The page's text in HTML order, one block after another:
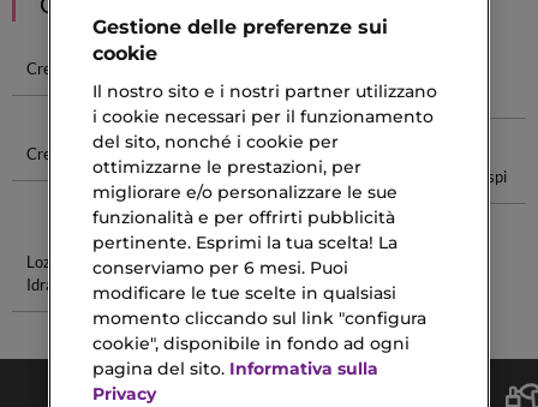
Crema Solare
Cicatrici
Ricci
Calendula
Crema Urea Rituali Uomo
Crema Viso
Biotherm Blue
Therapy
Capelli Crespi
Lozione
Idratante
Maschera
Idratante
Capelli
Gestione delle preferenze sui
cookie
Il nostro sito e i nostri partner utilizzano
i cookie necessari per il funzionamento
del sito, nonché i cookie per
ottimizzarne le prestazioni, per
migliorare e/o personalizzare le sue
funzionalità e per offrirti pubblicità
pertinente. Esprimi la tua scelta! La
conserviamo per 6 mesi. Puoi
modificare le tue scelte in qualsiasi
momento cliccando sul link "configura
cookie", disponibile in fondo ad ogni
pagina del sito. Informativa sulla
Privacy